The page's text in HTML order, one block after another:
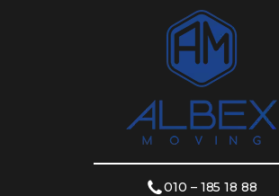
010 – 185 18 88